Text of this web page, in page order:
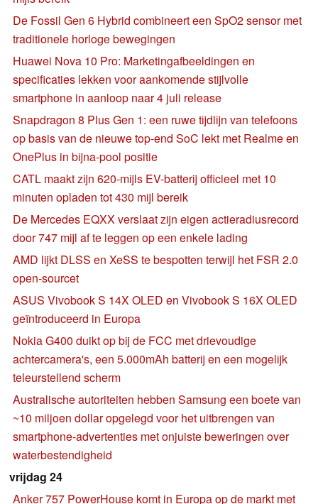
De Fossil Gen 6 Hybrid combineert een SpO2 sensor met
traditionele horloge bewegingen
Huawei Nova 10 Pro: Marketingafbeeldingen en
specificaties lekken voor aankomende stijlvolle
smartphone in aanloop naar 4 juli release
Snapdragon 8 Plus Gen 1: een ruwe tijdlijn van telefoons
op basis van de nieuwe top-end SoC lekt met Realme en
OnePlus in bijna-pool positie
CATL maakt zijn 620-mijls EV-batterij officieel met 10
minuten opladen tot 430 mijl bereik
De Mercedes EQXX verslaat zijn eigen actieradiusrecord
door 747 mijl af te leggen op een enkele lading
AMD lijkt DLSS en XeSS te bespotten terwijl het FSR 2.0
open-sourcet
ASUS Vivobook S 14X OLED en Vivobook S 16X OLED
geïntroduceerd in Europa
Nokia G400 duikt op bij de FCC met drievoudige
achtercamera's, een 5.000mAh batterij en een mogelijk
teleurstellend scherm
Australische autoriteiten hebben Samsung een boete van
~10 miljoen dollar opgelegd voor het uitbrengen van
smartphone-advertenties met onjuiste beweringen over
waterbestendigheid
vrijdag 24
Anker 757 PowerHouse komt in Europa op de markt met